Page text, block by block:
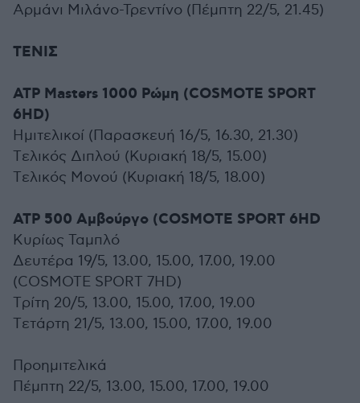
Αρμάνι Μιλάνο-Τρεντίνο (Πέμπτη 22/5, 21.45)
ΤΕΝΙΣ
ATP Masters 1000 Ρώμη (COSMOTE SPORT
6HD)
Ημιτελικοί (Παρασκευή 16/5, 16.30, 21.30)
Tελικός Διπλού (Κυριακή 18/5, 15.00)
Tελικός Μονού (Κυριακή 18/5, 18.00)
ATP 500 Αμβούργο (COSMOTE SPORT 6HD
Kυρίως Ταμπλό
Δευτέρα 19/5, 13.00, 15.00, 17.00, 19.00
(COSMOTE SPORT 7HD)
Tρίτη 20/5, 13.00, 15.00, 17.00, 19.00
Tετάρτη 21/5, 13.00, 15.00, 17.00, 19.00
Προημιτελικά
Πέμπτη 22/5, 13.00, 15.00, 17.00, 19.00